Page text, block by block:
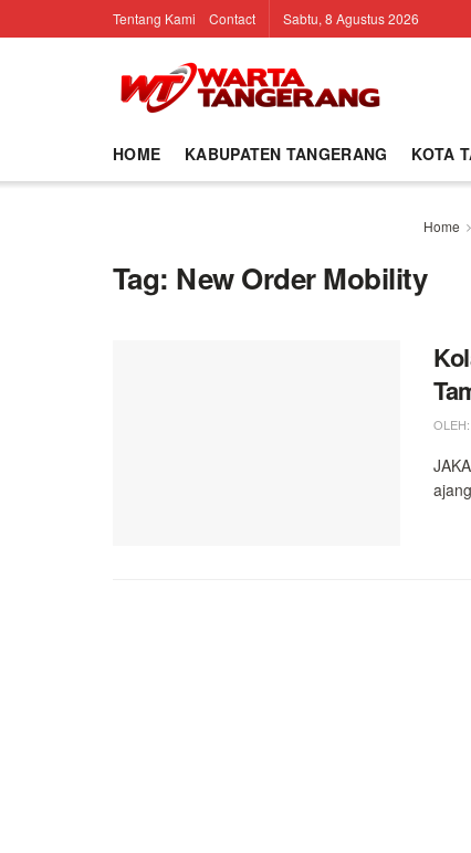
Tentang Kami Contact Sabtu, 8 Agustus 2026
HOME KABUPATEN TANGERANG KOTA
Home
Tag: New Order Mobility
OLEH: